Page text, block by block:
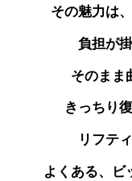
その魅力は
負担が
そのまま
きっちり
リフテ
よくある、ビ